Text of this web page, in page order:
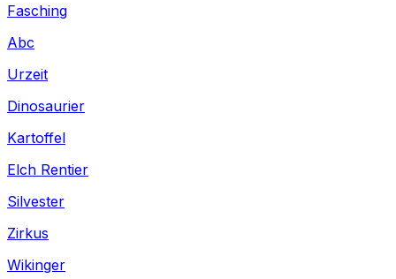
Fasching
Abc
Urzeit
Dinosaurier
Kartoffel
Elch Rentier
Silvester
Zirkus
Wikinger